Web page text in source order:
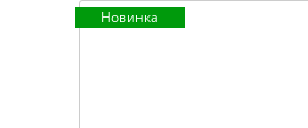
Новинка